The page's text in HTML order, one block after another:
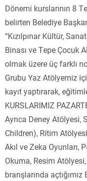
Dönemi kurslarının 8
belirten Belediye
“Kızılpınar Kültür,
Binası ve Tepe Çocuk
olmak üzere üç farklı
Grubu Yaz Atölyemiz
kayıt yaptırarak,
KURSLARIMIZ
Ayrıca Deney Atölyesi,
Children), Ritim
Akıl ve Zeka Oyunları,
Okuma, Resim Atölyesi,
branşlarında